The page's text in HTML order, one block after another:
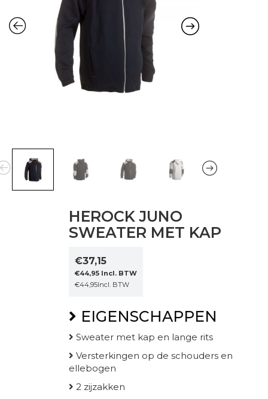
HEROCK JUNO
SWEATER MET KAP
€37,15
€44,95 Incl. BTW
€44,95Incl. BTW
EIGENSCHAPPEN
Sweater met kap en lange rits
Versterkingen op de schouders en
ellebogen
2 zijzakken